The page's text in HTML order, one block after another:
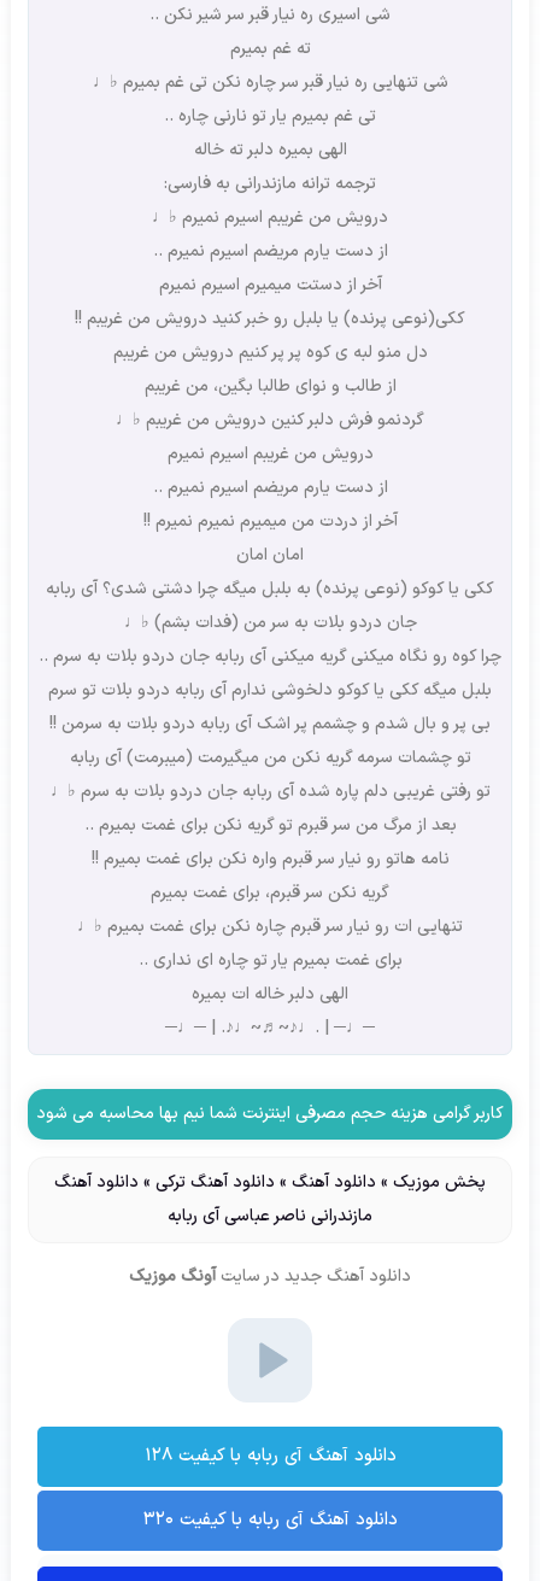
شی اسیری ره نیار قبر سر شیر نکن ..
ته غم بمیرم
شی تنهایی ره نیار قبر سر چاره نکن تی غم بمیرم ♭♩
تی غم بمیرم یار تو نارنی چاره ..
الهی بمیره دلبر ته خاله
ترجمه ترانه مازندرانی به فارسی:
درویش من غریبم اسیرم نمیرم ♭♩
از دست یارم مریضم اسیرم نمیرم ..
آخر از دستت میمیرم اسیرم نمیرم
ککی(نوعی پرنده) یا بلبل رو خبر کنید درویش من غریبم !!
دل منو لبه ی کوه پر پر کنیم درویش من غریبم
از طالب و نوای طالبا بگین، من غریبم
گردنمو فرش دلبر کنین درویش من غریبم ♭♩
درویش من غریبم اسیرم نمیرم
از دست یارم مریضم اسیرم نمیرم ..
آخر از دردت من میمیرم نمیرم نمیرم !!
امان امان
ککی یا کوکو (نوعی پرنده) به بلبل میگه چرا دشتی شدی؟ آی ربابه
جان دردو بلات به سر من (فدات بشم) ♭♩
چرا کوه رو نگاه میکنی گریه میکنی آی ربابه جان دردو بلات به سرم ..
بلبل میگه ککی یا کوکو دلخوشی ندارم آی ربابه دردو بلات تو سرم
بی پر و بال شدم و چشمم پر اشک آی ربابه دردو بلات به سرمن !!
تو چشمات سرمه گریه نکن من میگیرمت (میبرمت) آی ربابه
تو رفتی غریبی دلم پاره شده آی ربابه جان دردو بلات به سرم ♭♩
بعد از مرگ من سر قبرم تو گریه نکن برای غمت بمیرم ..
نامه هاتو رو نیار سر قبرم واره نکن برای غمت بمیرم !!
گریه نکن سر قبرم، برای غمت بمیرم
تنهایی ات رو نیار سر قبرم چاره نکن برای غمت بمیرم ♭♩
برای غمت بمیرم یار تو چاره ای نداری ..
الهی دلبر خاله ات بمیره
─♩─ | .♩♪~♬~♩♪. | ─♩─
کاربر گرامی هزینه حجم مصرفی اینترنت شما نیم بها محاسبه می شود
پخش موزیک » دانلود آهنگ » دانلود آهنگ ترکی » دانلود آهنگ
مازندرانی ناصر عباسی آی ربابه
دانلود آهنگ جدید در سایت آونگ موزیک
دانلود آهنگ آی ربابه با کیفیت ۱۲۸
دانلود آهنگ آی ربابه با کیفیت ۳۲۰